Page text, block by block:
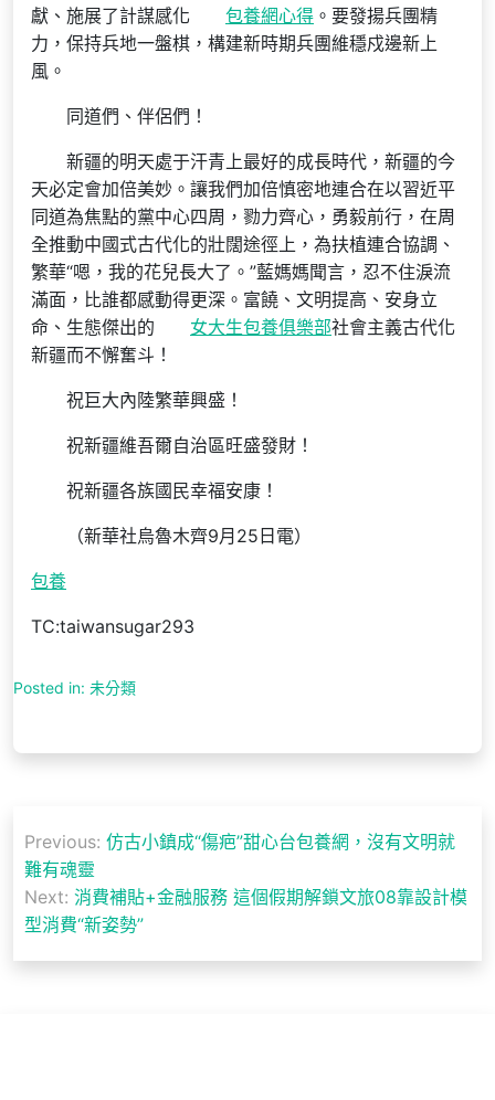
獻、施展了計謀感化
包養網心得 。要發揚兵團精
力，保持兵地一盤棋，構建新時期兵團維穩戍邊新上
風。
同道們、伴侶們！
新疆的明天處于汗青上最好的成長時代，新疆的今
天必定會加倍美妙。讓我們加倍慎密地連合在以習近平
同道為焦點的黨中心四周，勠力齊心，勇毅前行，在周
全推動中國式古代化的壯闊途徑上，為扶植連合協調、
繁華“嗯，我的花兒長大了。”藍媽媽聞言，忍不住淚流
滿面，比誰都感動得更深。富饒、文明提高、安身立
命、生態傑出的
女大生包養俱樂部社會主義古代化
新疆而不懈奮斗！
祝巨大內陸繁華興盛！
祝新疆維吾爾自治區旺盛發財！
祝新疆各族國民幸福安康！
（新華社烏魯木齊9月25日電）
包養
TC:taiwansugar293
Posted in: 未分類
章
導
覽
Previous: 仿古小鎮成“傷疤”甜心台包養網，沒有文明就
難有魂靈
Next: 消費補貼+金融服務 這個假期解鎖文旅08靠設計模
型消費“新姿勢”